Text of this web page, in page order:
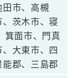
市、高槻
茨木市、寝
箕面市、門真
大東市、四
郡、三島郡